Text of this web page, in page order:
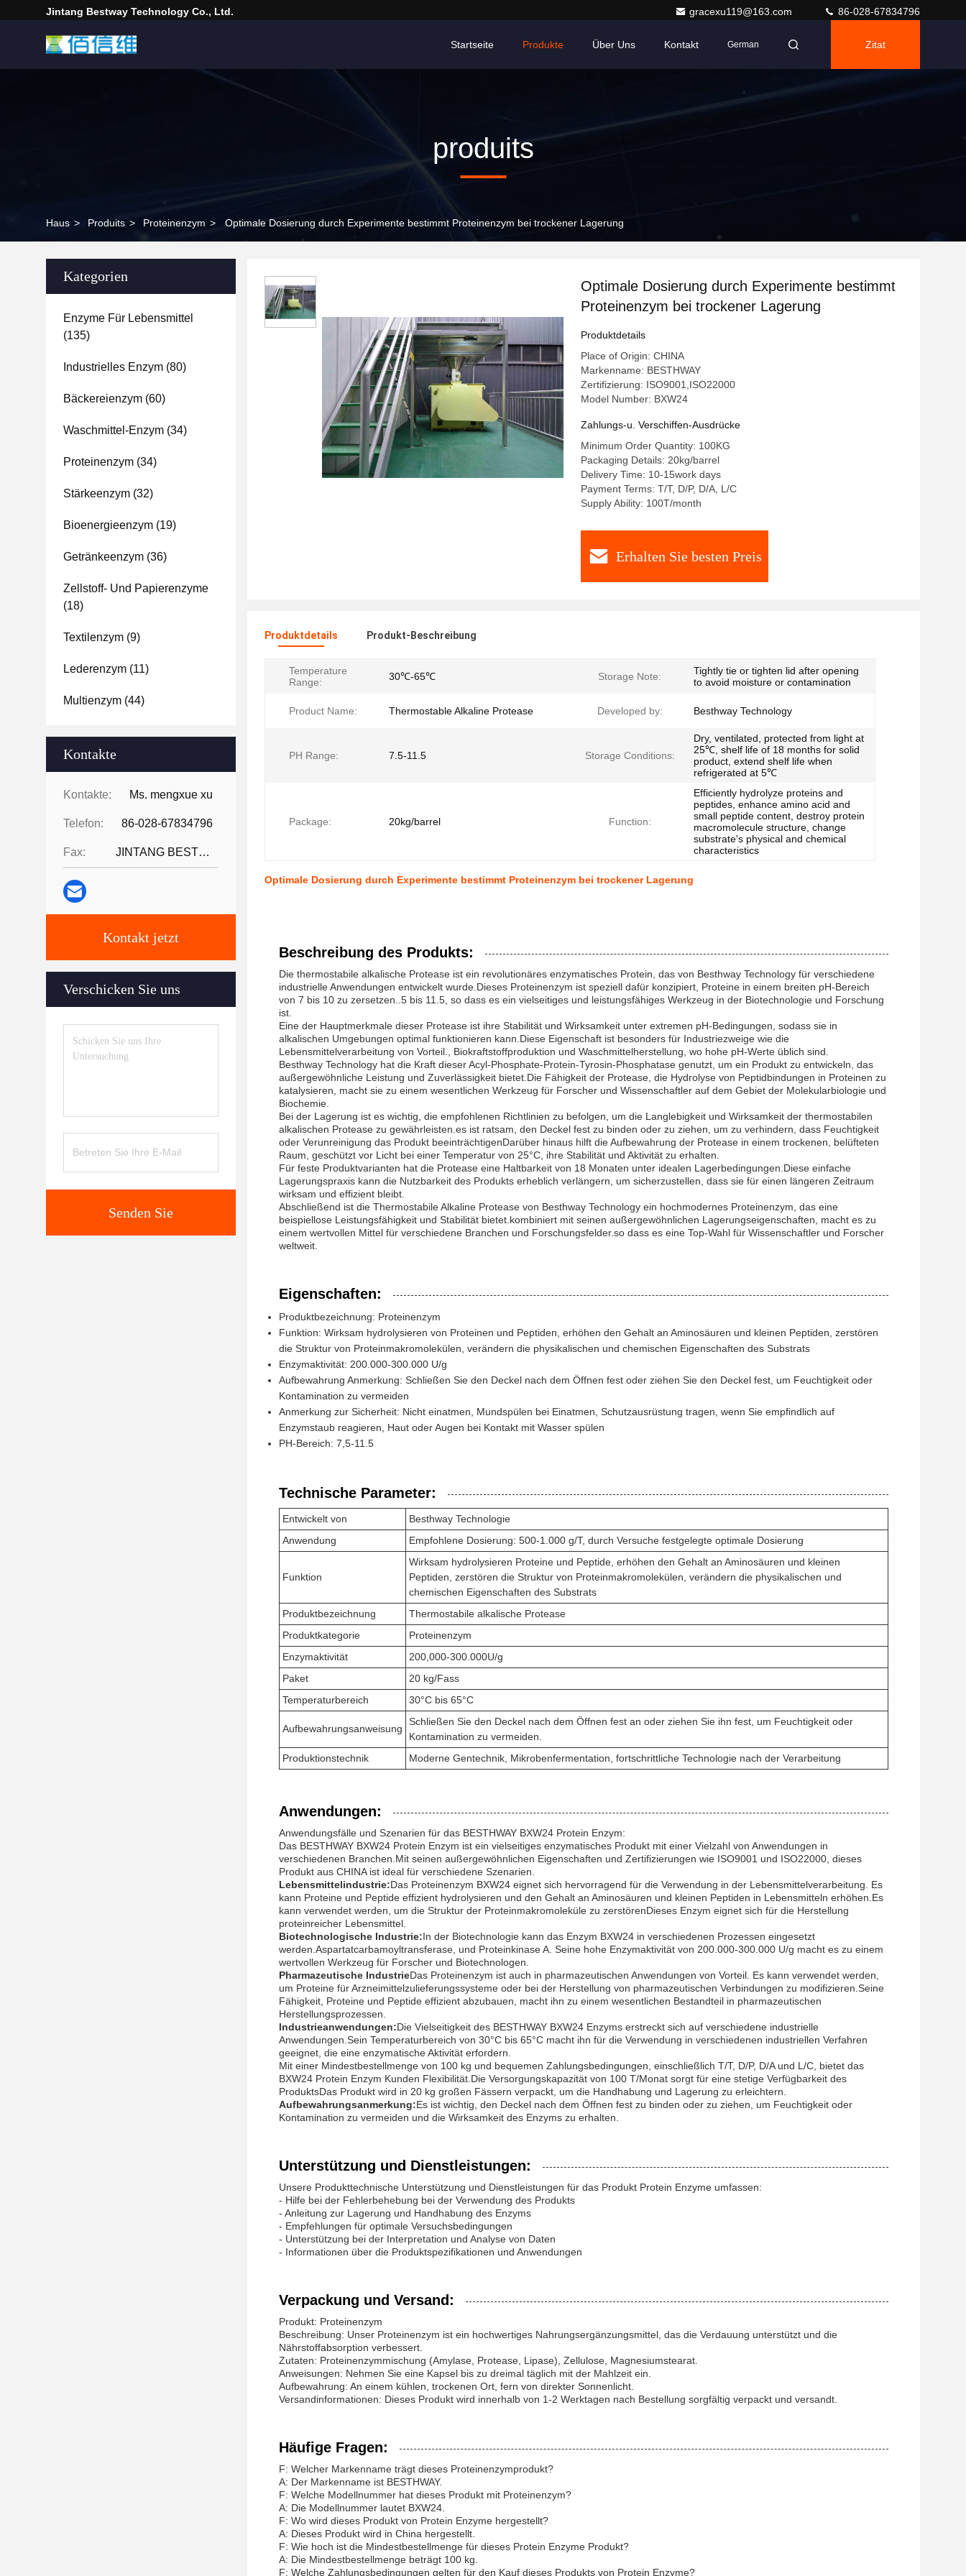
Jintang Bestway Technology Co., Ltd. gracexu119@163.com 86-028-67834796
Startseite Produkte Über Uns Kontakt German Zitat
produits
Haus > Produits > Proteinenzym > Optimale Dosierung durch Experimente bestimmt Proteinenzym bei trockener Lagerung
Kategorien
Enzyme Für Lebensmittel
(135)
Industrielles Enzym (80)
Bäckereienzym (60)
Waschmittel-Enzym (34)
Proteinenzym (34)
Stärkeenzym (32)
Bioenergieenzym (19)
Getränkeenzym (36)
Zellstoff- Und Papierenzyme
(18)
Textilenzym (9)
Lederenzym (11)
Multienzym (44)
Kontakte
Kontakte: Ms. mengxue xu
Telefon: 86-028-67834796
Fax: JINTANG BESTWAY TECHNOLOGY CO
Kontakt jetzt
Verschicken Sie uns
Senden Sie
Optimale Dosierung durch Experimente bestimmt
Proteinenzym bei trockener Lagerung
Produktdetails
Place of Origin: CHINA
Markenname: BESTHWAY
Zertifizierung: ISO9001,ISO22000
Model Number: BXW24
Zahlungs-u. Verschiffen-Ausdrücke
Minimum Order Quantity: 100KG
Packaging Details: 20kg/barrel
Delivery Time: 10-15work days
Payment Terms: T/T, D/P, D/A, L/C
Supply Ability: 100T/month
Erhalten Sie besten Preis
Produktdetails Produkt-Beschreibung
Temperature
Range:
30℃-65℃ Storage Note:
Tightly tie or tighten lid after opening
to avoid moisture or contamination
Product Name: Thermostable Alkaline Protease Developed by: Besthway Technology
PH Range: 7.5-11.5 Storage Conditions:
Dry, ventilated, protected from light at
25℃, shelf life of 18 months for solid
product, extend shelf life when
refrigerated at 5℃
Package: 20kg/barrel Function:
Efficiently hydrolyze proteins and
peptides, enhance amino acid and
small peptide content, destroy protein
macromolecule structure, change
substrate's physical and chemical
characteristics
Optimale Dosierung durch Experimente bestimmt Proteinenzym bei trockener Lagerung
Beschreibung des Produkts:
Die thermostabile alkalische Protease ist ein revolutionäres enzymatisches Protein, das von Besthway Technology für verschiedene
industrielle Anwendungen entwickelt wurde.Dieses Proteinenzym ist speziell dafür konzipiert, Proteine in einem breiten pH-Bereich
von 7 bis 10 zu zersetzen..5 bis 11.5, so dass es ein vielseitiges und leistungsfähiges Werkzeug in der Biotechnologie und Forschung
ist.
Eine der Hauptmerkmale dieser Protease ist ihre Stabilität und Wirksamkeit unter extremen pH-Bedingungen, sodass sie in
alkalischen Umgebungen optimal funktionieren kann.Diese Eigenschaft ist besonders für Industriezweige wie die
Lebensmittelverarbeitung von Vorteil., Biokraftstoffproduktion und Waschmittelherstellung, wo hohe pH-Werte üblich sind.
Besthway Technology hat die Kraft dieser Acyl-Phosphate-Protein-Tyrosin-Phosphatase genutzt, um ein Produkt zu entwickeln, das
außergewöhnliche Leistung und Zuverlässigkeit bietet.Die Fähigkeit der Protease, die Hydrolyse von Peptidbindungen in Proteinen zu
katalysieren, macht sie zu einem wesentlichen Werkzeug für Forscher und Wissenschaftler auf dem Gebiet der Molekularbiologie und
Biochemie.
Bei der Lagerung ist es wichtig, die empfohlenen Richtlinien zu befolgen, um die Langlebigkeit und Wirksamkeit der thermostabilen
alkalischen Protease zu gewährleisten.es ist ratsam, den Deckel fest zu binden oder zu ziehen, um zu verhindern, dass Feuchtigkeit
oder Verunreinigung das Produkt beeinträchtigenDarüber hinaus hilft die Aufbewahrung der Protease in einem trockenen, belüfteten
Raum, geschützt vor Licht bei einer Temperatur von 25°C, ihre Stabilität und Aktivität zu erhalten.
Für feste Produktvarianten hat die Protease eine Haltbarkeit von 18 Monaten unter idealen Lagerbedingungen.Diese einfache
Lagerungspraxis kann die Nutzbarkeit des Produkts erheblich verlängern, um sicherzustellen, dass sie für einen längeren Zeitraum
wirksam und effizient bleibt.
Abschließend ist die Thermostabile Alkaline Protease von Besthway Technology ein hochmodernes Proteinenzym, das eine
beispiellose Leistungsfähigkeit und Stabilität bietet.kombiniert mit seinen außergewöhnlichen Lagerungseigenschaften, macht es zu
einem wertvollen Mittel für verschiedene Branchen und Forschungsfelder.so dass es eine Top-Wahl für Wissenschaftler und Forscher
weltweit.
Eigenschaften:
Produktbezeichnung: Proteinenzym
Funktion: Wirksam hydrolysieren von Proteinen und Peptiden, erhöhen den Gehalt an Aminosäuren und kleinen Peptiden, zerstören
die Struktur von Proteinmakromolekülen, verändern die physikalischen und chemischen Eigenschaften des Substrats
Enzymaktivität: 200.000-300.000 U/g
Aufbewahrung Anmerkung: Schließen Sie den Deckel nach dem Öffnen fest oder ziehen Sie den Deckel fest, um Feuchtigkeit oder
Kontamination zu vermeiden
Anmerkung zur Sicherheit: Nicht einatmen, Mundspülen bei Einatmen, Schutzausrüstung tragen, wenn Sie empfindlich auf
Enzymstaub reagieren, Haut oder Augen bei Kontakt mit Wasser spülen
PH-Bereich: 7,5-11.5
Technische Parameter:
Entwickelt von
Besthway Technologie
Anwendung
Empfohlene Dosierung: 500-1.000 g/T, durch Versuche festgelegte optimale Dosierung
Funktion
Wirksam hydrolysieren Proteine und Peptide, erhöhen den Gehalt an Aminosäuren und kleinen
Peptiden, zerstören die Struktur von Proteinmakromolekülen, verändern die physikalischen und
chemischen Eigenschaften des Substrats
Produktbezeichnung
Thermostabile alkalische Protease
Produktkategorie
Proteinenzym
Enzymaktivität
200,000-300.000U/g
Paket
20 kg/Fass
Temperaturbereich
30°C bis 65°C
Aufbewahrungsanweisung
Schließen Sie den Deckel nach dem Öffnen fest an oder ziehen Sie ihn fest, um Feuchtigkeit oder
Kontamination zu vermeiden.
Produktionstechnik
Moderne Gentechnik, Mikrobenfermentation, fortschrittliche Technologie nach der Verarbeitung
Anwendungen:
Anwendungsfälle und Szenarien für das BESTHWAY BXW24 Protein Enzym:
Das BESTHWAY BXW24 Protein Enzym ist ein vielseitiges enzymatisches Produkt mit einer Vielzahl von Anwendungen in
verschiedenen Branchen.Mit seinen außergewöhnlichen Eigenschaften und Zertifizierungen wie ISO9001 und ISO22000, dieses
Produkt aus CHINA ist ideal für verschiedene Szenarien.
Lebensmittelindustrie:Das Proteinenzym BXW24 eignet sich hervorragend für die Verwendung in der Lebensmittelverarbeitung. Es
kann Proteine und Peptide effizient hydrolysieren und den Gehalt an Aminosäuren und kleinen Peptiden in Lebensmitteln erhöhen.Es
kann verwendet werden, um die Struktur der Proteinmakromoleküle zu zerstörenDieses Enzym eignet sich für die Herstellung
proteinreicher Lebensmittel.
Biotechnologische Industrie:In der Biotechnologie kann das Enzym BXW24 in verschiedenen Prozessen eingesetzt
werden.Aspartatcarbamoyltransferase, und Proteinkinase A. Seine hohe Enzymaktivität von 200.000-300.000 U/g macht es zu einem
wertvollen Werkzeug für Forscher und Biotechnologen.
Pharmazeutische IndustrieDas Proteinenzym ist auch in pharmazeutischen Anwendungen von Vorteil. Es kann verwendet werden,
um Proteine für Arzneimittelzulieferungssysteme oder bei der Herstellung von pharmazeutischen Verbindungen zu modifizieren.Seine
Fähigkeit, Proteine und Peptide effizient abzubauen, macht ihn zu einem wesentlichen Bestandteil in pharmazeutischen
Herstellungsprozessen.
Industrieanwendungen:Die Vielseitigkeit des BESTHWAY BXW24 Enzyms erstreckt sich auf verschiedene industrielle
Anwendungen.Sein Temperaturbereich von 30°C bis 65°C macht ihn für die Verwendung in verschiedenen industriellen Verfahren
geeignet, die eine enzymatische Aktivität erfordern.
Mit einer Mindestbestellmenge von 100 kg und bequemen Zahlungsbedingungen, einschließlich T/T, D/P, D/A und L/C, bietet das
BXW24 Protein Enzym Kunden Flexibilität.Die Versorgungskapazität von 100 T/Monat sorgt für eine stetige Verfügbarkeit des
ProduktsDas Produkt wird in 20 kg großen Fässern verpackt, um die Handhabung und Lagerung zu erleichtern.
Aufbewahrungsanmerkung:Es ist wichtig, den Deckel nach dem Öffnen fest zu binden oder zu ziehen, um Feuchtigkeit oder
Kontamination zu vermeiden und die Wirksamkeit des Enzyms zu erhalten.
Unterstützung und Dienstleistungen:
Unsere Produkttechnische Unterstützung und Dienstleistungen für das Produkt Protein Enzyme umfassen:
- Hilfe bei der Fehlerbehebung bei der Verwendung des Produkts
- Anleitung zur Lagerung und Handhabung des Enzyms
- Empfehlungen für optimale Versuchsbedingungen
- Unterstützung bei der Interpretation und Analyse von Daten
- Informationen über die Produktspezifikationen und Anwendungen
Verpackung und Versand:
Produkt: Proteinenzym
Beschreibung: Unser Proteinenzym ist ein hochwertiges Nahrungsergänzungsmittel, das die Verdauung unterstützt und die
Nährstoffabsorption verbessert.
Zutaten: Proteinenzymmischung (Amylase, Protease, Lipase), Zellulose, Magnesiumstearat.
Anweisungen: Nehmen Sie eine Kapsel bis zu dreimal täglich mit der Mahlzeit ein.
Aufbewahrung: An einem kühlen, trockenen Ort, fern von direkter Sonnenlicht.
Versandinformationen: Dieses Produkt wird innerhalb von 1-2 Werktagen nach Bestellung sorgfältig verpackt und versandt.
Häufige Fragen:
F: Welcher Markenname trägt dieses Proteinenzymprodukt?
A: Der Markenname ist BESTHWAY.
F: Welche Modellnummer hat dieses Produkt mit Proteinenzym?
A: Die Modellnummer lautet BXW24.
F: Wo wird dieses Produkt von Protein Enzyme hergestellt?
A: Dieses Produkt wird in China hergestellt.
F: Wie hoch ist die Mindestbestellmenge für dieses Protein Enzyme Produkt?
A: Die Mindestbestellmenge beträgt 100 kg.
F: Welche Zahlungsbedingungen gelten für den Kauf dieses Produkts von Protein Enzyme?